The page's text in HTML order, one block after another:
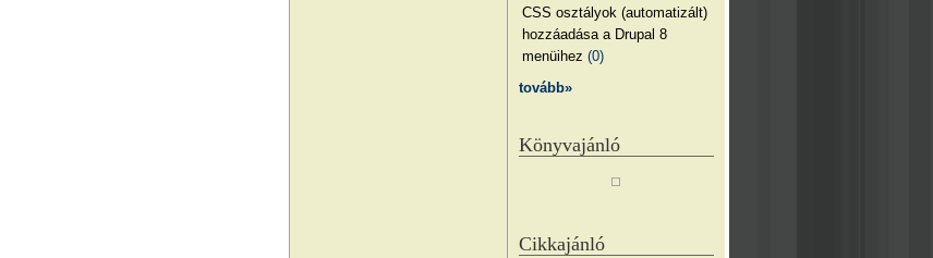
CSS osztályok (automatizált)
hozzáadása a Drupal 8
menüihez(0)
tovább»
Könyvajánló
Cikkajánló